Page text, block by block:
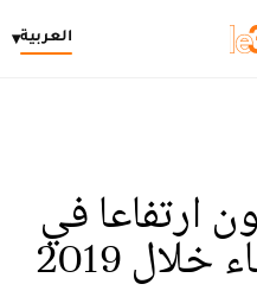
العربية▾
ارتفاعا في
2019